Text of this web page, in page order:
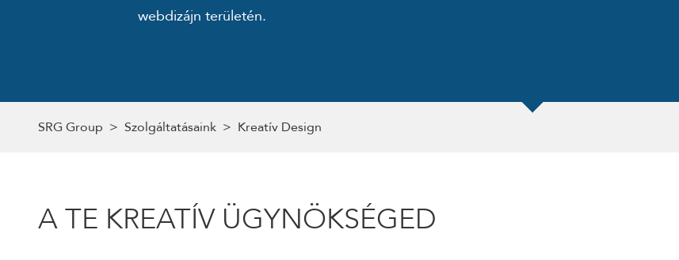
24 ÓRÁN BELÜL FELVESSZÜK VELED A KAPCSOLATOT!*
webdizájn területén.
SRG Group > Szolgáltatásaink > Kreatív Design
A TE KREATÍV ÜGYNÖKSÉGED